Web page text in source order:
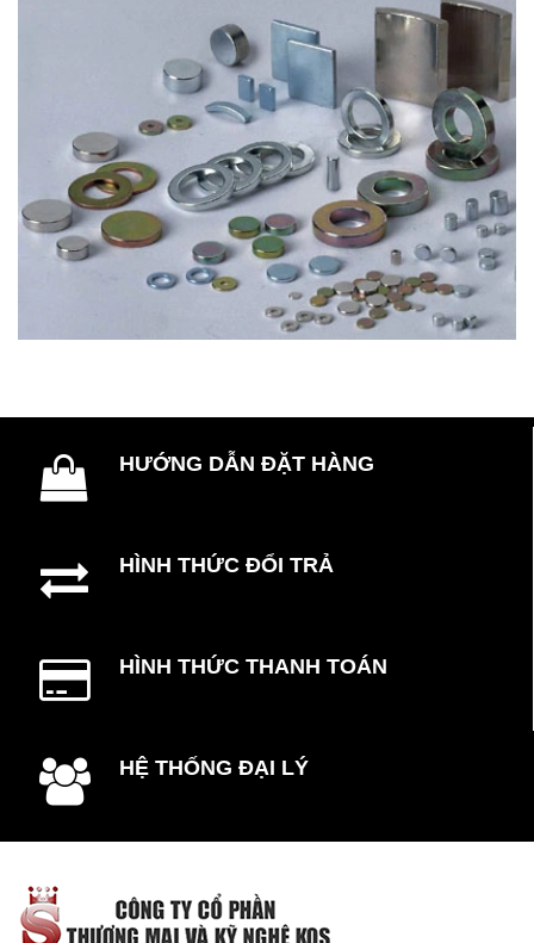
HƯỚNG DẪN ĐẶT HÀNG
HÌNH THỨC ĐỔI TRẢ
HÌNH THỨC THANH TOÁN
HỆ THỐNG ĐẠI LÝ